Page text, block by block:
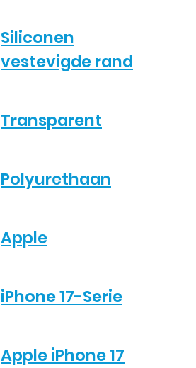
Siliconen
vestevigde rand
Transparent
Polyurethaan
Apple
iPhone 17-Serie
Apple iPhone 17